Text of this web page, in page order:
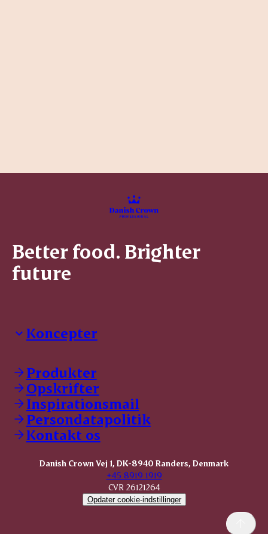
Better food. Brighter
future
Koncepter
Dyrbar
GØL
Tulip
Friland
Dansk Kødkvæg
STOLT
Dansk Kalv
KOMBI Hak
Produkter
Opskrifter
Inspirationsmail
Persondatapolitik
Kontakt os
Danish Crown Vej 1, DK-8940 Randers, Denmark
+45 8919 1919
CVR 26121264
Opdater cookie-indstillinger